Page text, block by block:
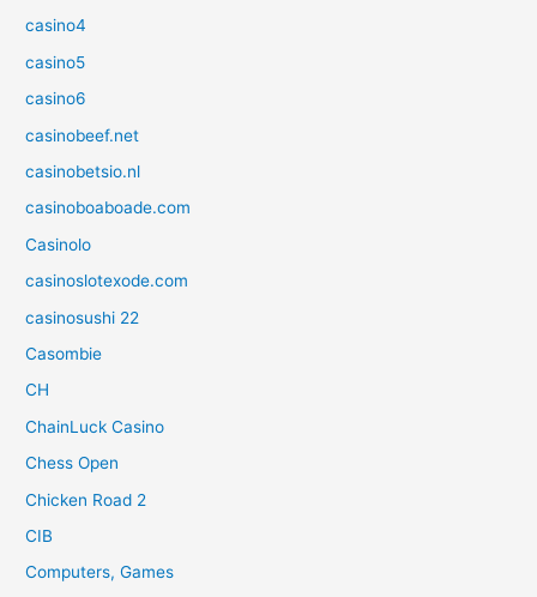
casino4
casino5
casino6
casinobeef.net
casinobetsio.nl
casinoboaboade.com
Casinolo
casinoslotexode.com
casinosushi 22
Casombie
CH
ChainLuck Casino
Chess Open
Chicken Road 2
CIB
Computers, Games